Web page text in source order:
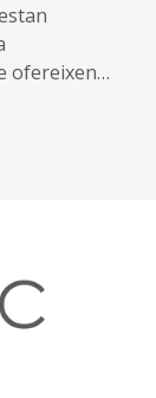
ofereixen
i IA, una
la
per
es basa en